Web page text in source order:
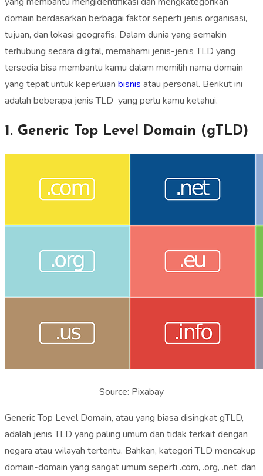
domain berdasarkan berbagai faktor seperti jenis organisasi,
tujuan, dan lokasi geografis. Dalam dunia yang semakin
terhubung secara digital, memahami jenis-jenis TLD yang
tersedia bisa membantu kamu dalam memilih nama domain
yang tepat untuk keperluan bisnis atau personal. Berikut ini
adalah beberapa jenis TLD yang perlu kamu ketahui.
1. Generic Top Level Domain (gTLD)
Source: Pixabay
Generic Top Level Domain, atau yang biasa disingkat gTLD,
adalah jenis TLD yang paling umum dan tidak terkait dengan
negara atau wilayah tertentu. Bahkan, kategori TLD mencakup
domain-domain yang sangat umum seperti .com, .org, .net, dan